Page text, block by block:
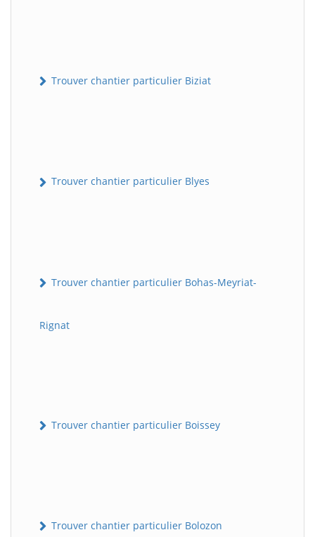
Trouver chantier particulier Biziat
Trouver chantier particulier Blyes
Trouver chantier particulier Bohas-Meyriat-
Rignat
Trouver chantier particulier Boissey
Trouver chantier particulier Bolozon